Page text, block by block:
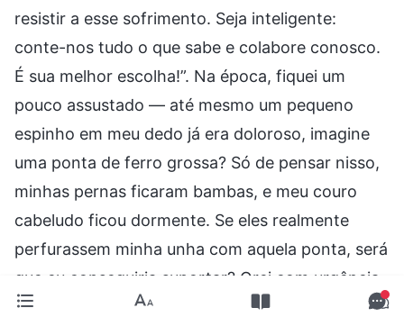
resistir a esse sofrimento. Seja inteligente:
conte-nos tudo o que sabe e colabore conosco.
É sua melhor escolha!”. Na época, fiquei um
pouco assustado — até mesmo um pequeno
espinho em meu dedo já era doloroso, imagine
uma ponta de ferro grossa? Só de pensar nisso,
minhas pernas ficaram bambas, e meu couro
cabeludo ficou dormente. Se eles realmente
perfurassem minha unha com aquela ponta, será
que eu conseguiria suportar? Orei com urgência
a Deus, sem parar, para que Ele me ajudasse,